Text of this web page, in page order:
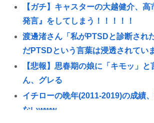
【ガチ】キャスターの大越健介、
発言』をしてしまう！！！！！
渡邊渚さん「私がPTSDと診断され
だPTSDという言葉は浸透されてい
【悲報】思春期の娘に「キモッ」と
ん、グレる
イチローの晩年(2011-2019)の成績
ないwww